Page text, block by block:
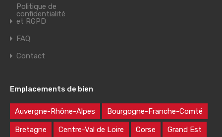
Politique de
confidentialité
et RGPD
FAQ
Contact
Emplacements de bien
Auvergne-Rhône-Alpes Bourgogne-Franche-Comté
Bretagne Centre-Val de Loire Corse Grand Est